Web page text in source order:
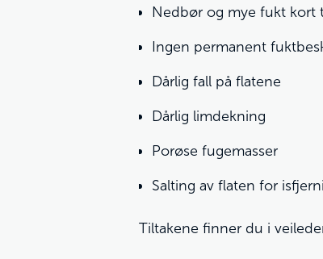
Nedbør og mye fukt kort
Ingen permanent
Dårlig fall på flatene
Dårlig limdekning
Porøse fugemasser
Salting av flaten for
Tiltakene finner du i